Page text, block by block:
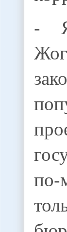
- Я